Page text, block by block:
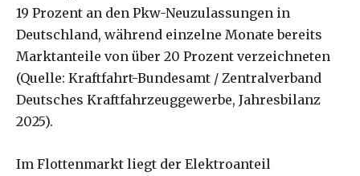
19 Prozent an den Pkw-Neuzulassungen in
Deutschland, während einzelne Monate bereits
Marktanteile von über 20 Prozent verzeichneten
(Quelle: Kraftfahrt-Bundesamt / Zentralverband
Deutsches Kraftfahrzeuggewerbe, Jahresbilanz
2025).
Im Flottenmarkt liegt der Elektroanteil